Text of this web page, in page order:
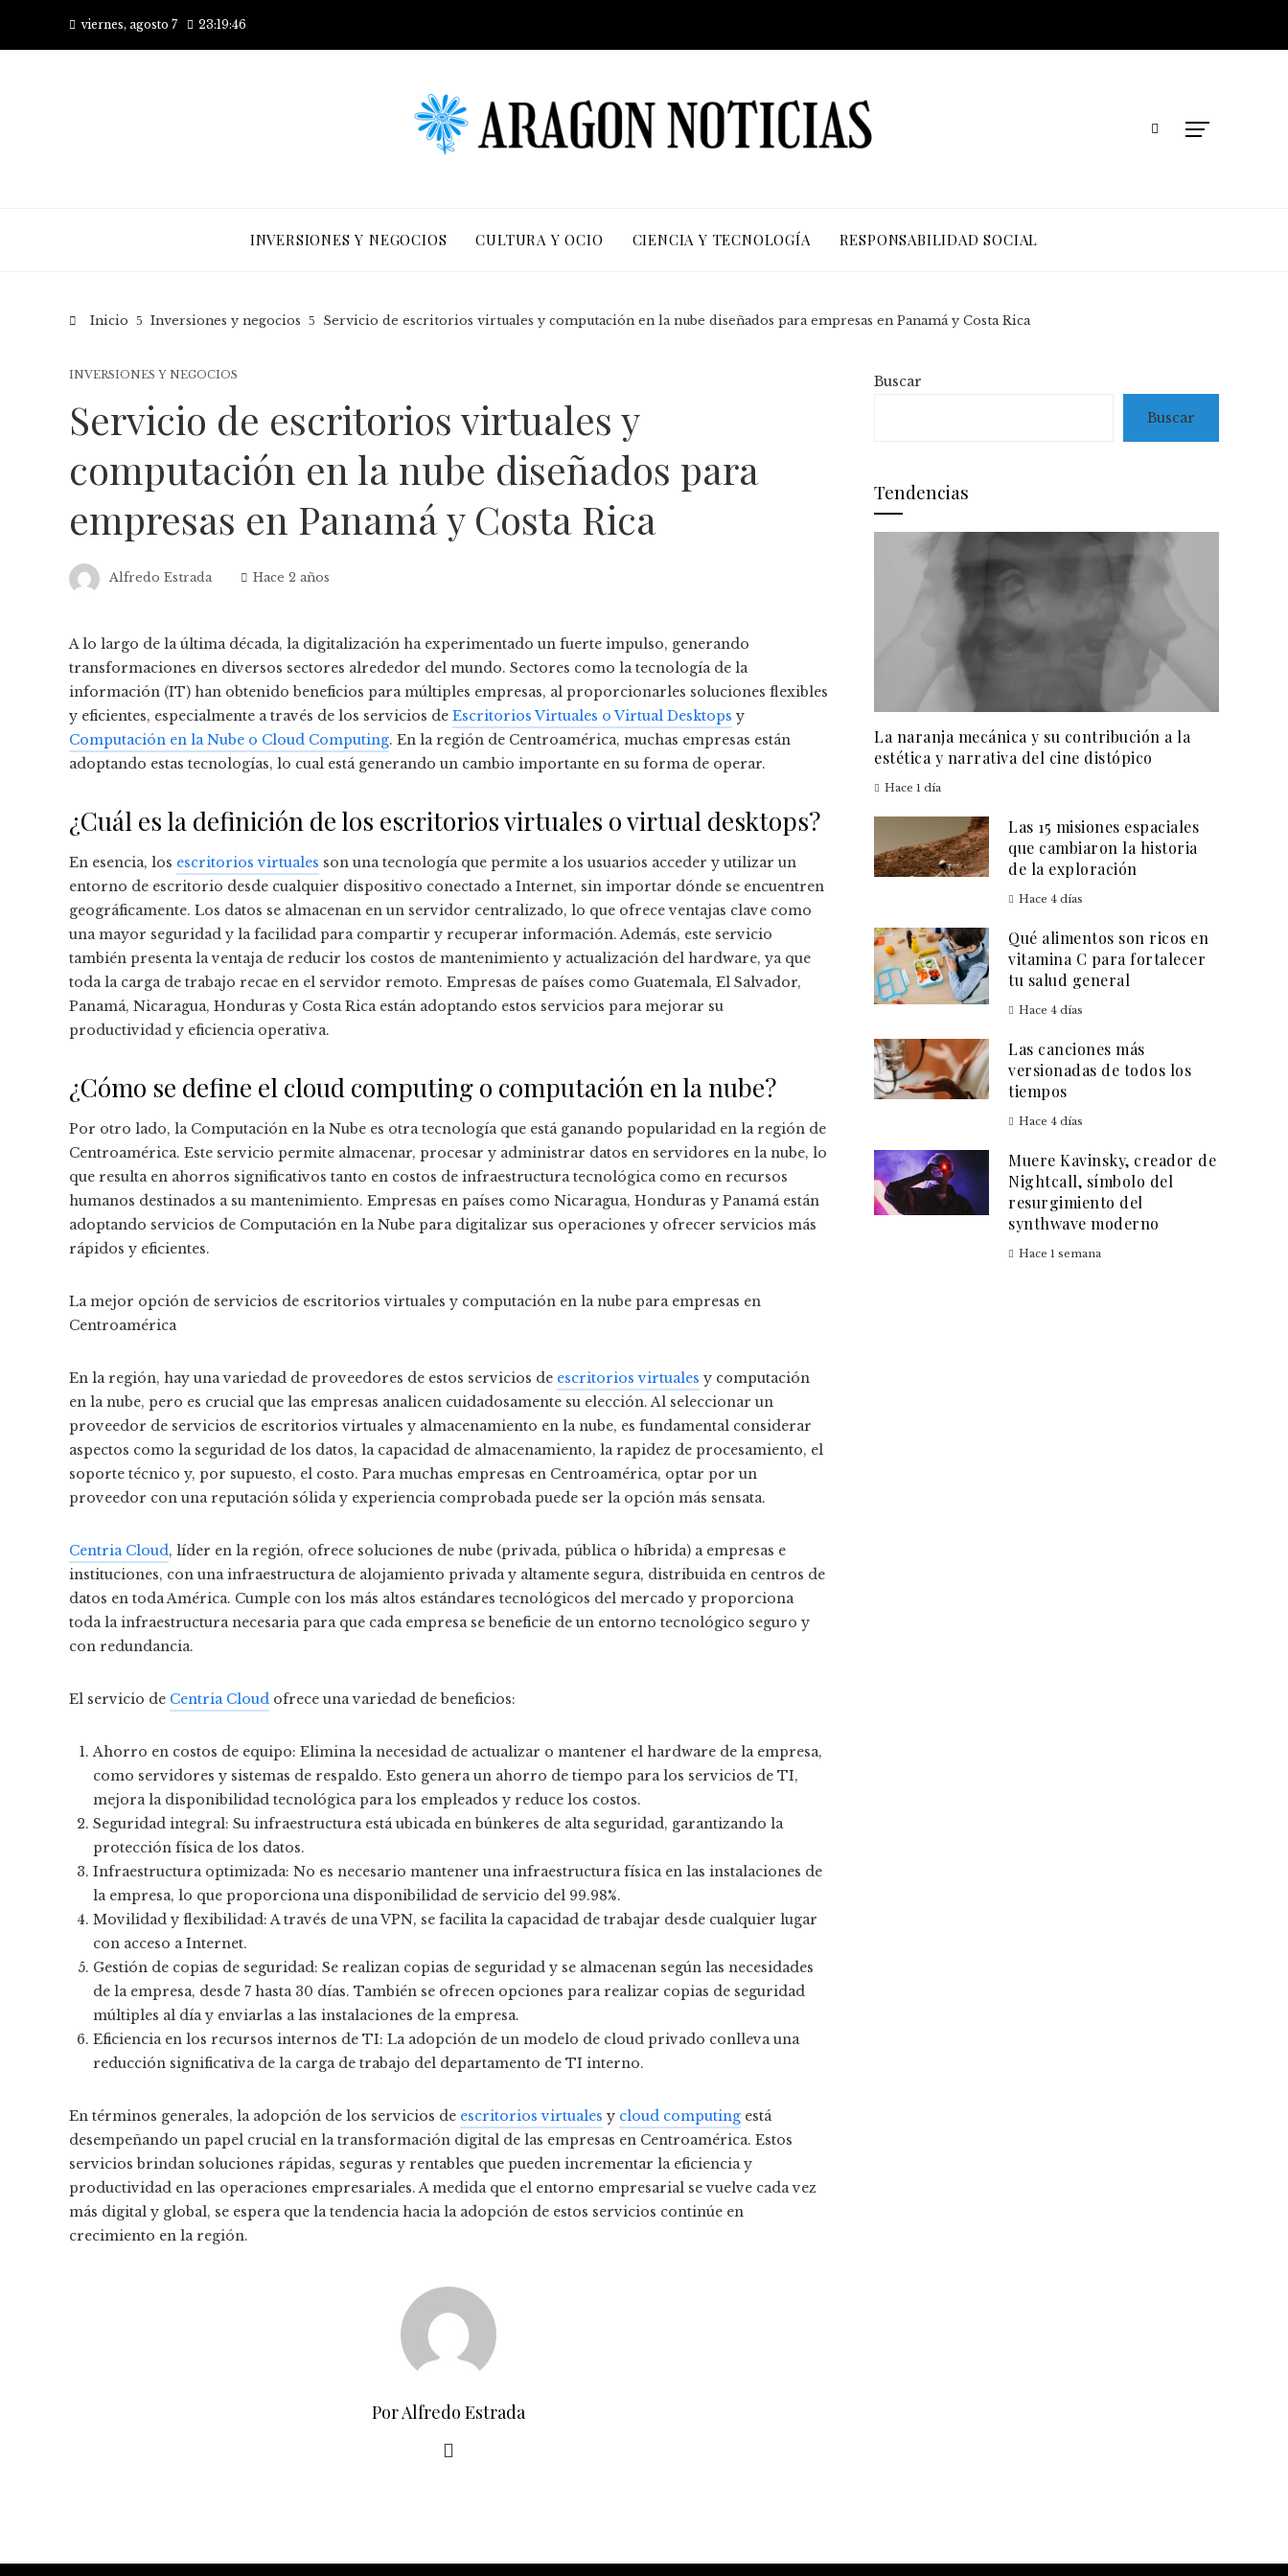
viernes, agosto 7 23:19:47
INVERSIONES Y NEGOCIOS CULTURA Y OCIO CIENCIA Y TECNOLOGÍA RESPONSABILIDAD SOCIAL
Inicio Inversiones y negocios Servicio de escritorios virtuales y computación en la nube diseñados para empresas en Panamá y Costa Rica
INVERSIONES Y NEGOCIOS
Servicio de escritorios virtuales y
computación en la nube diseñados para
empresas en Panamá y Costa Rica
Alfredo Estrada Hace 2 años
A lo largo de la última década, la digitalización ha experimentado un fuerte impulso, generando
transformaciones en diversos sectores alrededor del mundo. Sectores como la tecnología de la
información (IT) han obtenido beneficios para múltiples empresas, al proporcionarles soluciones flexibles
y eficientes, especialmente a través de los servicios de Escritorios Virtuales o Virtual Desktops y
Computación en la Nube o Cloud Computing. En la región de Centroamérica, muchas empresas están
adoptando estas tecnologías, lo cual está generando un cambio importante en su forma de operar.
¿Cuál es la definición de los escritorios virtuales o virtual desktops?
En esencia, los escritorios virtuales son una tecnología que permite a los usuarios acceder y utilizar un
entorno de escritorio desde cualquier dispositivo conectado a Internet, sin importar dónde se encuentren
geográficamente. Los datos se almacenan en un servidor centralizado, lo que ofrece ventajas clave como
una mayor seguridad y la facilidad para compartir y recuperar información. Además, este servicio
también presenta la ventaja de reducir los costos de mantenimiento y actualización del hardware, ya que
toda la carga de trabajo recae en el servidor remoto. Empresas de países como Guatemala, El Salvador,
Panamá, Nicaragua, Honduras y Costa Rica están adoptando estos servicios para mejorar su
productividad y eficiencia operativa.
¿Cómo se define el cloud computing o computación en la nube?
Por otro lado, la Computación en la Nube es otra tecnología que está ganando popularidad en la región de
Centroamérica. Este servicio permite almacenar, procesar y administrar datos en servidores en la nube, lo
que resulta en ahorros significativos tanto en costos de infraestructura tecnológica como en recursos
humanos destinados a su mantenimiento. Empresas en países como Nicaragua, Honduras y Panamá están
adoptando servicios de Computación en la Nube para digitalizar sus operaciones y ofrecer servicios más
rápidos y eficientes.
La mejor opción de servicios de escritorios virtuales y computación en la nube para empresas en
Centroamérica
En la región, hay una variedad de proveedores de estos servicios de escritorios virtuales y computación
en la nube, pero es crucial que las empresas analicen cuidadosamente su elección. Al seleccionar un
proveedor de servicios de escritorios virtuales y almacenamiento en la nube, es fundamental considerar
aspectos como la seguridad de los datos, la capacidad de almacenamiento, la rapidez de procesamiento, el
soporte técnico y, por supuesto, el costo. Para muchas empresas en Centroamérica, optar por un
proveedor con una reputación sólida y experiencia comprobada puede ser la opción más sensata.
Centria Cloud, líder en la región, ofrece soluciones de nube (privada, pública o híbrida) a empresas e
instituciones, con una infraestructura de alojamiento privada y altamente segura, distribuida en centros de
datos en toda América. Cumple con los más altos estándares tecnológicos del mercado y proporciona
toda la infraestructura necesaria para que cada empresa se beneficie de un entorno tecnológico seguro y
con redundancia.
El servicio de Centria Cloud ofrece una variedad de beneficios:
Ahorro en costos de equipo: Elimina la necesidad de actualizar o mantener el hardware de la empresa,
como servidores y sistemas de respaldo. Esto genera un ahorro de tiempo para los servicios de TI,
mejora la disponibilidad tecnológica para los empleados y reduce los costos.
Seguridad integral: Su infraestructura está ubicada en búnkeres de alta seguridad, garantizando la
protección física de los datos.
Infraestructura optimizada: No es necesario mantener una infraestructura física en las instalaciones de
la empresa, lo que proporciona una disponibilidad de servicio del 99.98%.
Movilidad y flexibilidad: A través de una VPN, se facilita la capacidad de trabajar desde cualquier lugar
con acceso a Internet.
Gestión de copias de seguridad: Se realizan copias de seguridad y se almacenan según las necesidades
de la empresa, desde 7 hasta 30 días. También se ofrecen opciones para realizar copias de seguridad
múltiples al día y enviarlas a las instalaciones de la empresa.
Eficiencia en los recursos internos de TI: La adopción de un modelo de cloud privado conlleva una
reducción significativa de la carga de trabajo del departamento de TI interno.
En términos generales, la adopción de los servicios de escritorios virtuales y cloud computing está
desempeñando un papel crucial en la transformación digital de las empresas en Centroamérica. Estos
servicios brindan soluciones rápidas, seguras y rentables que pueden incrementar la eficiencia y
productividad en las operaciones empresariales. A medida que el entorno empresarial se vuelve cada vez
más digital y global, se espera que la tendencia hacia la adopción de estos servicios continúe en
crecimiento en la región.
Por Alfredo Estrada
Buscar
Buscar
Tendencias
La naranja mecánica y su contribución a la
estética y narrativa del cine distópico
Hace 1 día
Las 15 misiones espaciales
que cambiaron la historia
de la exploración
Hace 4 días
Qué alimentos son ricos en
vitamina C para fortalecer
tu salud general
Hace 4 días
Las canciones más
versionadas de todos los
tiempos
Hace 4 días
Muere Kavinsky, creador de
Nightcall, símbolo del
resurgimiento del
synthwave moderno
Hace 1 semana